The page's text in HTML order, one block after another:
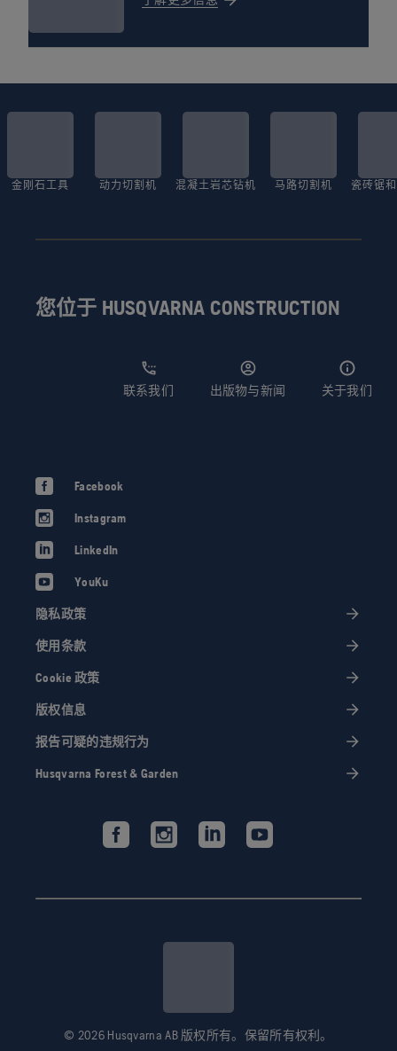
金刚石工具 动力切割机 混凝土岩芯钻机 马路切割机 瓷砖锯
您位于 HUSQVARNA CONSTRUCTION
联系我们 出版物与新闻 关于我们
Facebook
Instagram
LinkedIn
YouKu
隐私政策
使用条款
Cookie 政策
版权信息
报告可疑的违规行为
Husqvarna Forest & Garden
© 2026 Husqvarna AB 版权所有。保留所有权利。